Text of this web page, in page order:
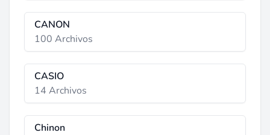
CANON
100 Archivos
CASIO
14 Archivos
Chinon